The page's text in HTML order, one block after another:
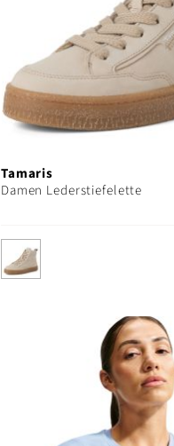
Tamaris
Damen Lederstiefelette